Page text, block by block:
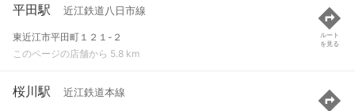
平田駅 近江鉄道八日市線
東近江市平田町１２１-２
このページの店舗から 5.8 km
ルート
を見る
桜川駅 近江鉄道本線